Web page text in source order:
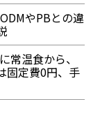
やPBとの違
常温食から、
固定費0円、手